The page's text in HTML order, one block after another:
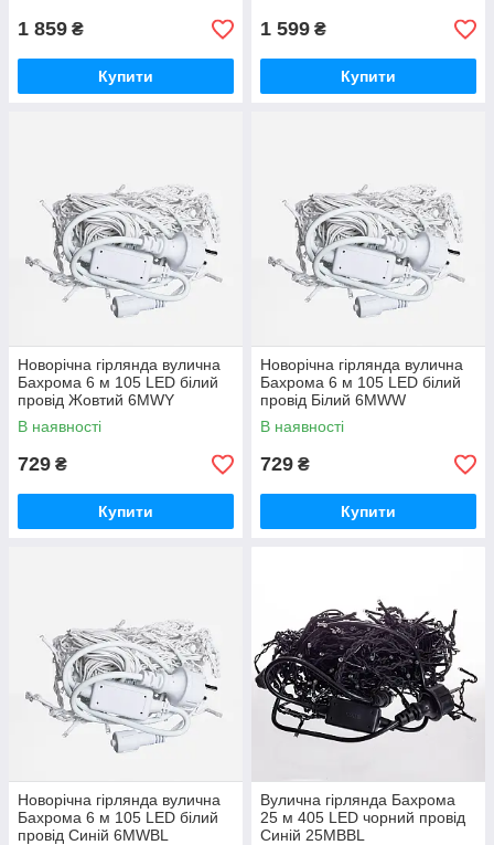
1 859 ₴
Купити
1 599 ₴
Купити
Новорічна гірлянда вулична
Бахрома 6 м 105 LED білий
провід Жовтий 6МWY
В наявності
729 ₴
Купити
Новорічна гірлянда вулична
Бахрома 6 м 105 LED білий
провід Білий 6МWW
В наявності
729 ₴
Купити
Новорічна гірлянда вулична
Бахрома 6 м 105 LED білий
провід Синій 6МWBL
Вулична гірлянда Бахрома
25 м 405 LED чорний провід
Синій 25MBBL